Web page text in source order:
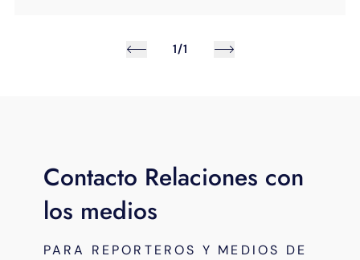
1/1
Contacto Relaciones con
los medios
PARA REPORTEROS Y MEDIOS DE